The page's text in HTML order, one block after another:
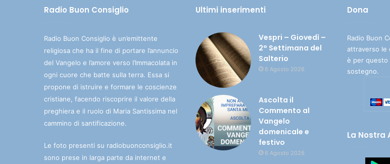
Radio Buon Consiglio
Radio Buon Consiglio è un’emittente
religiosa che ha il fine di portare l’annuncio
del Vangelo e l’amore verso l’Immacolata in
ogni cuore che batte sulla terra. Essa si
propone di istruire e formare le coscienze
cristiane, facendo riscoprire il valore della
preghiera e il ruolo di Maria Santissima nel
cammino di santificazione.
Le foto presenti su radiobuonconsiglio.it
sono prese in larga parte da internet e
Ultimi inserimenti
Vespri – Giovedì –
2° Settimana del
Salterio
6 Agosto 2026
Ascolta il
Commento al
Vangelo
domenicale e
festivo
6 Agosto 2026
Dona
Radio Buon
attraverso le
è per questo
sostegno.
La Nostra